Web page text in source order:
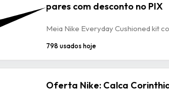
pares com desconto no PIX
Meia Nike Everyday Cushioned kit
798 usados hoje
Oferta Nike: Calca